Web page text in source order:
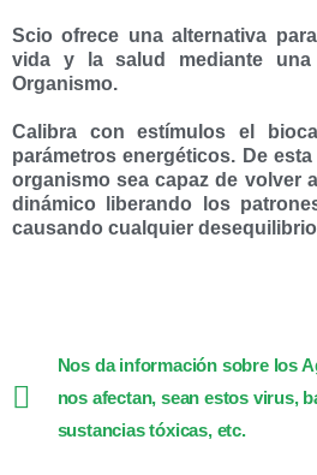
Scio ofrece una alternativa
vida y la salud mediante una
Organismo.
Calibra con estímulos el
parámetros energéticos. De
organismo sea capaz de volver
dinámico liberando los
causando cualquier
Nos da información sobre los
nos afectan, sean estos virus,
sustancias tóxicas, etc.